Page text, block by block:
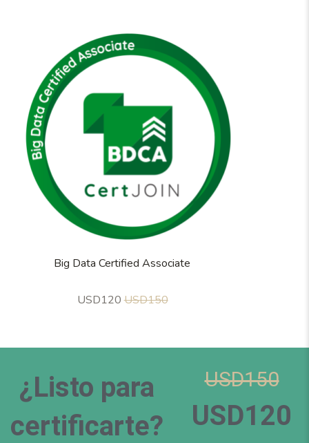
Big Data Certified Associate
USD120 USD150
¿Listo para
certificarte?
USD150
USD120